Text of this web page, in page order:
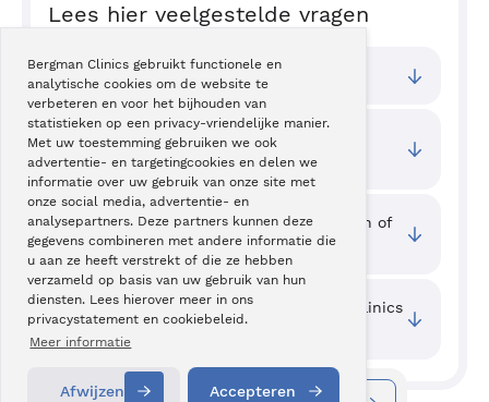
Bergman Clinics gebruikt functionele en
analytische cookies om de website te
verbeteren en voor het bijhouden van
statistieken op een privacy-vriendelijke manier.
Met uw toestemming gebruiken we ook
advertentie- en targetingcookies en delen we
informatie over uw gebruik van onze site met
onze social media, advertentie- en
analysepartners. Deze partners kunnen deze
gegevens combineren met andere informatie die
u aan ze heeft verstrekt of die ze hebben
verzameld op basis van uw gebruik van hun
diensten. Lees hierover meer in ons
privacystatement en cookiebeleid.
Meer informatie
Afwijzen Accepteren
Lees hier veelgestelde vragen
Bij welke vestigingen kan ik terecht?
Wat zijn de toegangstijden van deze
behandeling?
Waar kan ik ervaringen van cliënten zien of
mijn ervaring delen?
Welke kwaliteit wordt er bij Bergman Clinics
geboden?